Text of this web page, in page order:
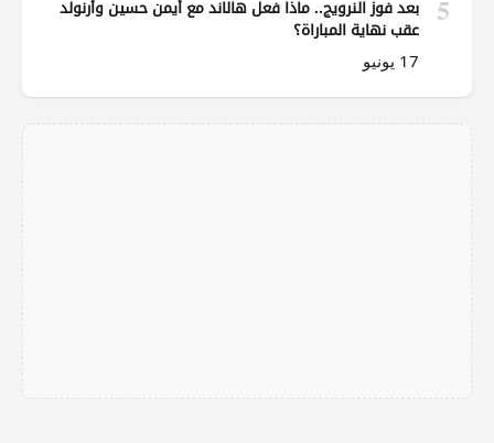
5
بعد فوز النرويج.. ماذا فعل هالاند مع أيمن حسين وأرنولد
عقب نهاية المباراة؟
17 يونيو